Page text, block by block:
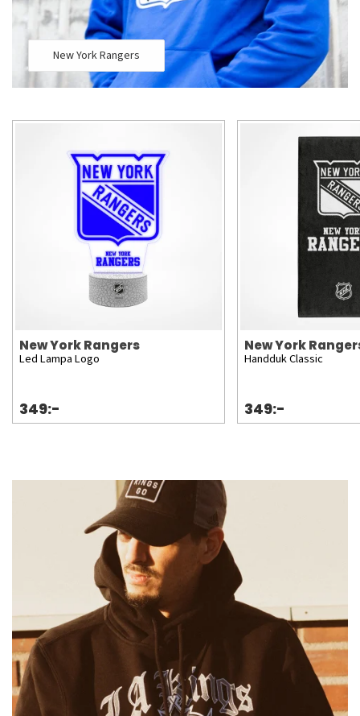
New York Rangers
New York Rangers
Led Lampa Logo
349:-
New York
Handduk Classic
349:-